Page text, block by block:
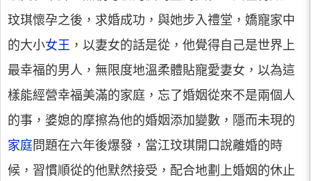
玟琪懷孕之後，求婚成功，與她步入禮堂，嬌寵家中
的大小女王 ，以妻女的話是從，他覺得自己是世界上
最幸福的男人，無限度地溫柔體貼寵愛妻女，以為這
樣能經營幸福美滿的家庭，忘了婚姻從來不是兩個人
的事，婆媳的摩擦為他的婚姻添加變數，隱而未現的
家庭 問題在六年後爆發，當江玟琪開口說離婚的時
候，習慣順從的他默然接受，配合地劃上婚姻的休止